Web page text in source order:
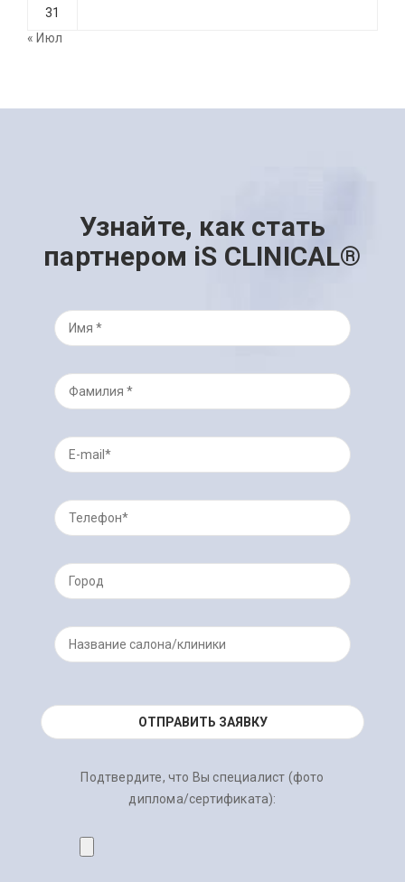
31
« Июл
Узнайте, как стать
партнером iS CLINICAL®
Подтвердите, что Вы специалист (фото
диплома/сертификата):